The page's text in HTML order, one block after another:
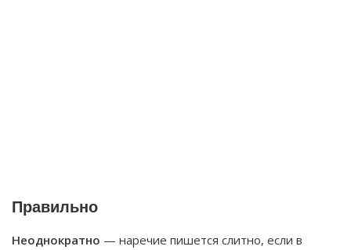
Правильно
Неоднократно — наречие пишется слитно, если в